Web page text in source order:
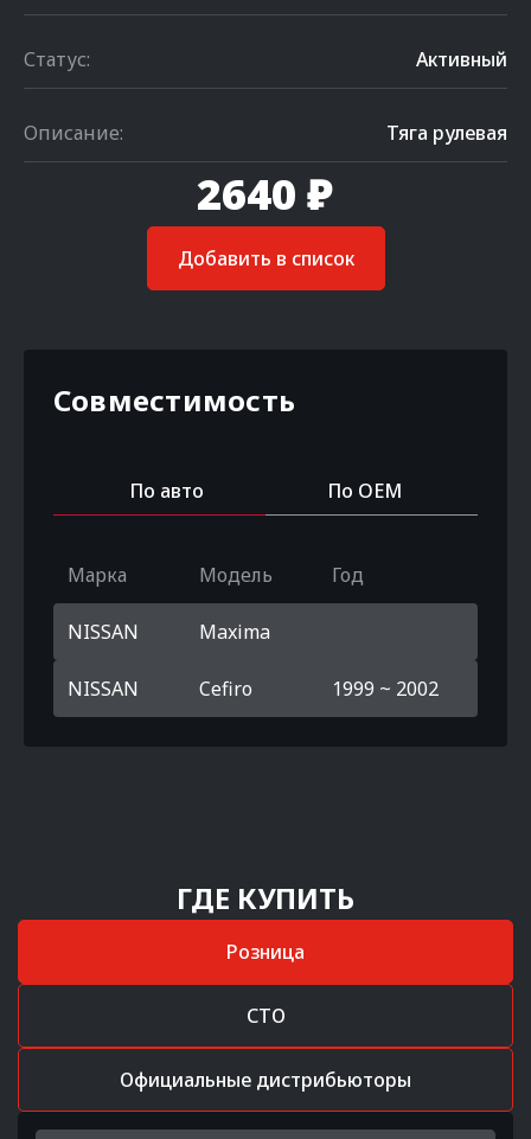
Статус: Активный
Описание: Тяга рулевая
2640 ₽
Добавить в список
Совместимость
По авто По OEM
Марка Модель Год
NISSAN Maxima
NISSAN Cefiro 1999 ~ 2002
ГДЕ КУПИТЬ
Розница
СТО
Официальные дистрибьюторы